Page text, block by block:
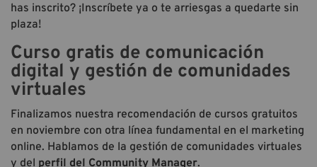
has inscrito? ¡Inscríbete ya o te arriesgas a quedarte sin
plaza!
Curso gratis de comunicación
digital y gestión de comunidades
virtuales
Finalizamos nuestra recomendación de cursos gratuitos
en noviembre con otra línea fundamental en el marketing
online. Hablamos de la gestión de comunidades virtuales
y del perfil del Community Manager.